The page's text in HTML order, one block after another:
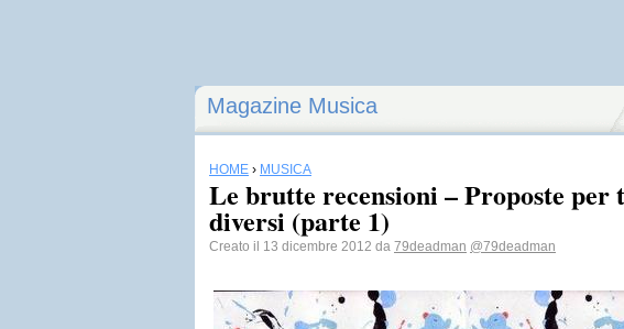
Magazine Musica
HOME › MUSICA
Le brutte recensioni – Proposte per
diversi (parte 1)
Creato il 13 dicembre 2012 da 79deadman @79deadman